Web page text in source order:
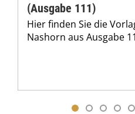
(Ausgabe 111)
Hier finden Sie die
Nashorn aus Ausgabe